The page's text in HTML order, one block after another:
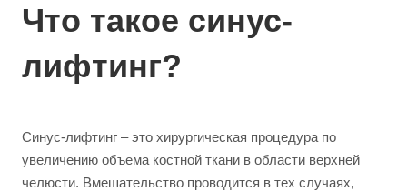
Что такое синус-
лифтинг?
Синус-лифтинг – это хирургическая процедура по
увеличению объема костной ткани в области верхней
челюсти. Вмешательство проводится в тех случаях,